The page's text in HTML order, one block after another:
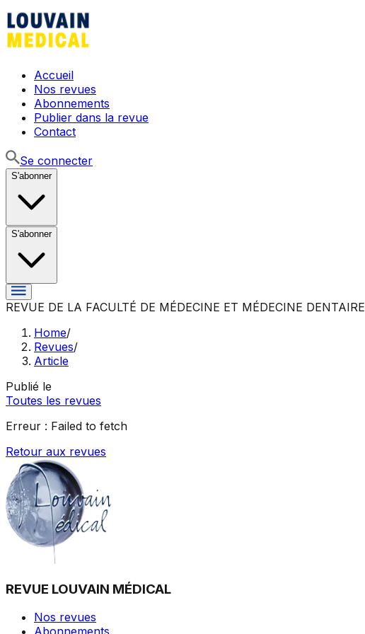
Accueil
Nos revues
Abonnements
Publier dans la revue
Contact
Se connecter
S'abonner
S'abonner
REVUE DE LA FACULTÉ DE MÉDECINE ET MÉDECINE DENTAIRE
Home/
Revues/
Article
Publié le
Toutes les revues
Erreur : Failed to fetch
Retour aux revues
REVUE LOUVAIN MÉDICAL
Nos revues